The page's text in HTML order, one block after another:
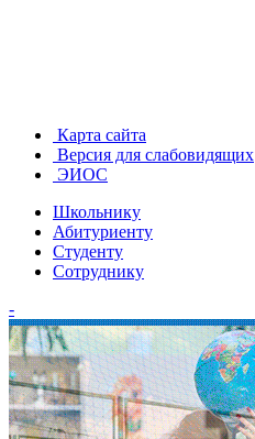
Карта сайта
Версия для слабовидящих
ЭИОС
Школьнику
Абитуриенту
Студенту
Сотруднику
-